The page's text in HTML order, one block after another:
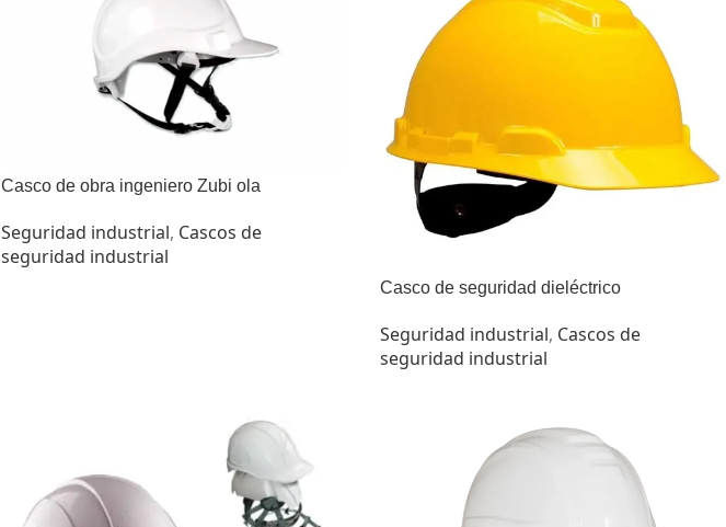
Casco de obra ingeniero Zubi ola
Seguridad industrial, Cascos de
seguridad industrial
Casco de seguridad dieléctrico
Seguridad industrial, Cascos de
seguridad industrial